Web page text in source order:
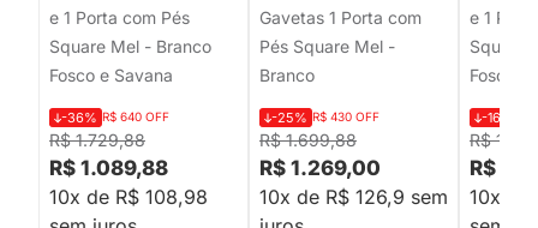
e 1 Porta com Pés
Square Mel - Branco
Fosco e Savana
R$ 1.729,88
-36% R$ 640 OFF
R$ 1.089,88
10x de R$ 108,98
Gavetas 1 Porta com
Pés Square Mel -
Branco
R$ 1.699,88
-25% R$ 430 OFF
R$ 1.269,00
10x de R$ 126,9 sem
e 1
Square
Fosco e
R$
-16%
R$
10x de